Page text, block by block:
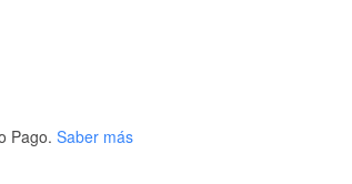
Pago. Saber más